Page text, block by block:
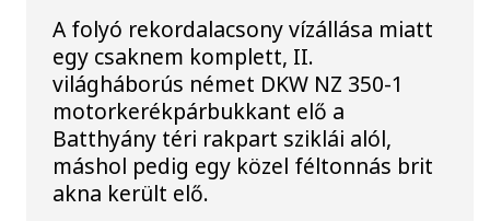
A folyó rekordalacsony vízállása miatt
egy csaknem komplett, II.
világháborús német DKW NZ 350-1
motorkerékpárbukkant elő a
Batthyány téri rakpart sziklái alól,
máshol pedig egy közel féltonnás brit
akna került elő.